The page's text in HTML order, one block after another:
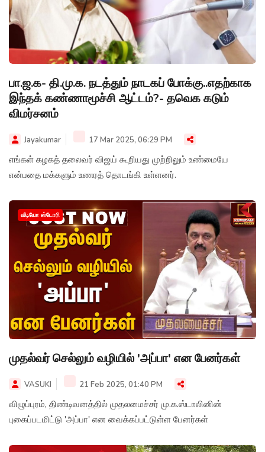
பா.ஜ.க- தி.மு.க. நடத்தும் நாடகப் போக்கு..எதற்காக
இந்தக் கண்ணாமூச்சி ஆட்டம்?- தவெக கடும்
விமர்சனம்
Jayakumar 17 Mar 2025, 06:29 PM
எங்கள் கழகத் தலைவர் விஜய் கூறியது முற்றிலும் உண்மையே
என்பதை மக்களும் உணரத் தொடங்கி உள்ளனர்.
வீடியோ ஸ்டோரி
முதல்வர் செல்லும் வழியில் 'அப்பா' என பேனர்கள்
VASUKI 21 Feb 2025, 01:40 PM
விழுப்புரம், திண்டிவனத்தில் முதலமைச்சர் மு.க.ஸ்டாலினின்
புகைப்படமிட்டு 'அப்பா' என வைக்கப்பட்டுள்ள பேனர்கள்